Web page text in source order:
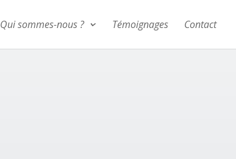
Qui sommes-nous ? Témoignages Contact